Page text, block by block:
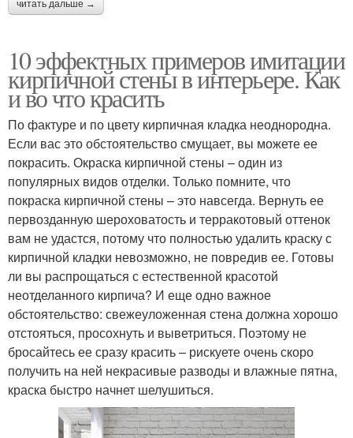
читать дальше →
10 эффектных примеров имитации
кирпичной стены в интерьере. Как
и во что красить
По фактуре и по цвету кирпичная кладка неоднородна.
Если вас это обстоятельство смущает, вы можете ее
покрасить. Окраска кирпичной стены – один из
популярных видов отделки. Только помните, что
покраска кирпичной стены – это навсегда. Вернуть ее
первозданную шероховатость и терракотовый оттенок
вам не удастся, потому что полностью удалить краску с
кирпичной кладки невозможно, не повредив ее. Готовы
ли вы распрощаться с естественной красотой
неотделанного кирпича? И еще одно важное
обстоятельство: свежеуложенная стена должна хорошо
отстояться, просохнуть и выветриться. Поэтому не
бросайтесь ее сразу красить – рискуете очень скоро
получить на ней некрасивые разводы и влажные пятна,
краска быстро начнет шелушиться.